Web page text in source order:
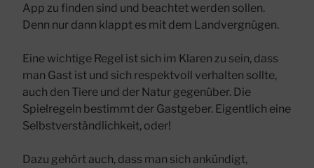
App zu finden sind und beachtet werden sollen.
Denn nur dann klappt es mit dem Landvergnügen.
Eine wichtige Regel ist sich im Klaren zu sein, dass
man Gast ist und sich respektvoll verhalten sollte,
auch den Tiere und der Natur gegenüber. Die
Spielregeln bestimmt der Gastgeber. Eigentlich eine
Selbstverständlichkeit, oder!
Dazu gehört auch, dass man sich ankündigt,